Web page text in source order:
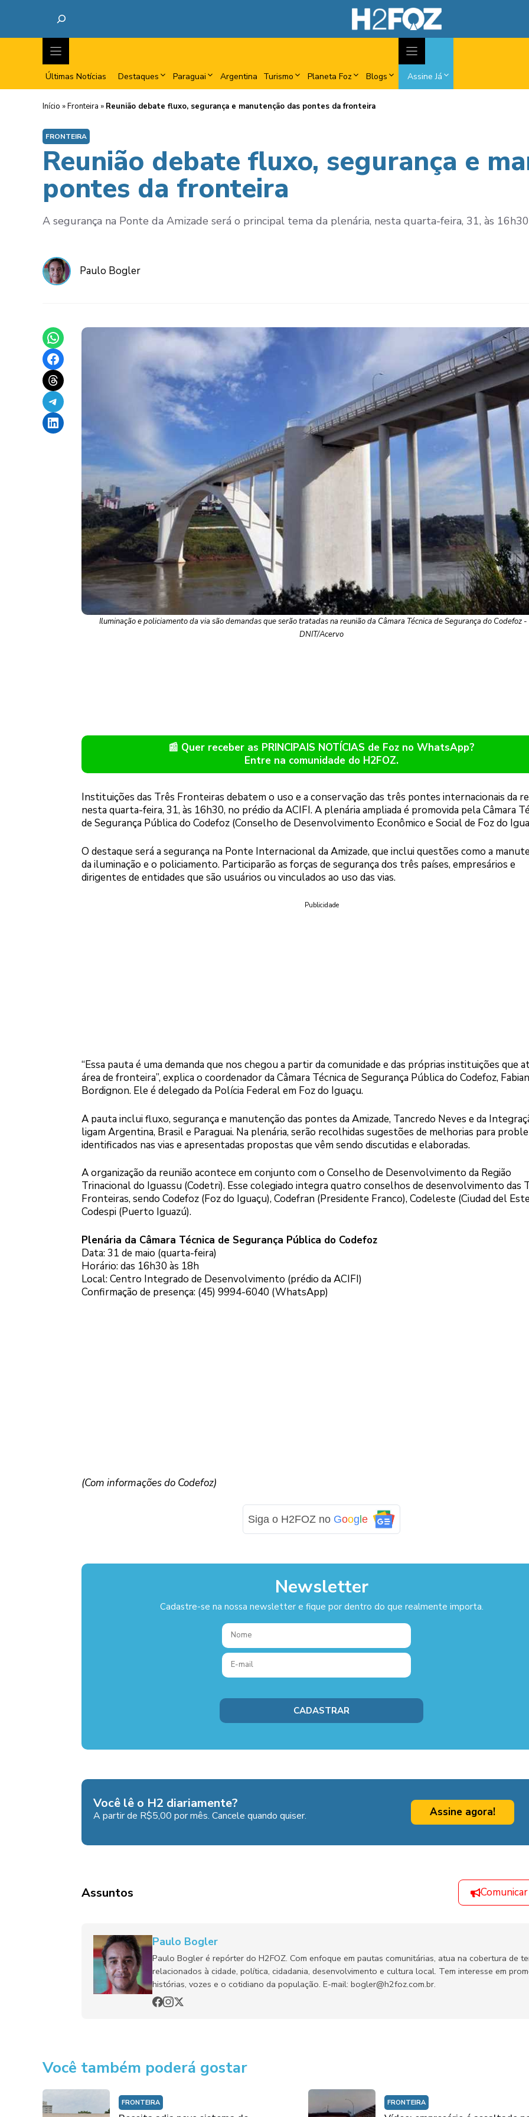
Últimas Notícias Destaques Paraguai Argentina Turismo Planeta Foz Blogs Assine Já
Início »Fronteira » Reunião debate fluxo, segurança e manutenção das pontes da fronteira
FRONTEIRA
Reunião debate fluxo, segurança e
pontes da fronteira
A segurança na Ponte da Amizade será o principal tema da plenária, nesta quarta-feira, 31, às
Paulo Bogler
Share on WhatsApp
Share on Facebook
Share on Threads
Share on Telegram
Share on LinkedIn
Iluminação e policiamento da via são demandas que serão tratadas na reunião da Câmara Técnica de Segurança do Codefoz
DNIT/Acervo
📰 Quer receber as PRINCIPAIS NOTÍCIAS de Foz no WhatsApp?
Entre na comunidade do H2FOZ.
Instituições das Três Fronteiras debatem o uso e a conservação das três pontes internacionais da
nesta quarta-feira, 31, às 16h30, no prédio da ACIFI. A plenária ampliada é promovida pela Câmara
de Segurança Pública do Codefoz (Conselho de Desenvolvimento Econômico e Social de Foz do
O destaque será a segurança na Ponte Internacional da Amizade, que inclui questões como a
da iluminação e o policiamento. Participarão as forças de segurança dos três países, empresários e
dirigentes de entidades que são usuários ou vinculados ao uso das vias.
Publicidade
“Essa pauta é uma demanda que nos chegou a partir da comunidade e das próprias instituições que
área de fronteira”, explica o coordenador da Câmara Técnica de Segurança Pública do Codefoz,
Bordignon. Ele é delegado da Polícia Federal em Foz do Iguaçu.
A pauta inclui fluxo, segurança e manutenção das pontes da Amizade, Tancredo Neves e da
ligam Argentina, Brasil e Paraguai. Na plenária, serão recolhidas sugestões de melhorias para
identificados nas vias e apresentadas propostas que vêm sendo discutidas e elaboradas.
A organização da reunião acontece em conjunto com o Conselho de Desenvolvimento da Região
Trinacional do Iguassu (Codetri). Esse colegiado integra quatro conselhos de desenvolvimento das
Fronteiras, sendo Codefoz (Foz do Iguaçu), Codefran (Presidente Franco), Codeleste (Ciudad del
Codespi (Puerto Iguazú).
Plenária da Câmara Técnica de Segurança Pública do Codefoz
Data: 31 de maio (quarta-feira)
Horário: das 16h30 às 18h
Local: Centro Integrado de Desenvolvimento (prédio da ACIFI)
Confirmação de presença: (45) 9994-6040 (WhatsApp)
(Com informações do Codefoz)
Siga o H2FOZ no Goog le
Newsletter
Cadastre-se na nossa newsletter e fique por dentro do que realmente importa.
Você lê o H2 diariamente?
A partir de R$5,00 por mês. Cancele quando quiser. Assine agora!
Assuntos
Paulo Bogler
Paulo Bogler é repórter do H2FOZ. Com enfoque em pautas comunitárias, atua na cobertura de
relacionados à cidade, política, cidadania, desenvolvimento e cultura local. Tem interesse em
histórias, vozes e o cotidiano da população. E-mail: bogler@h2foz.com.br.
Você também poderá gostar
FRONTEIRA FRONTEIRA